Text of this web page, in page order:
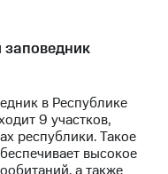
в Республике
9 участков,
республики. Такое
высокое